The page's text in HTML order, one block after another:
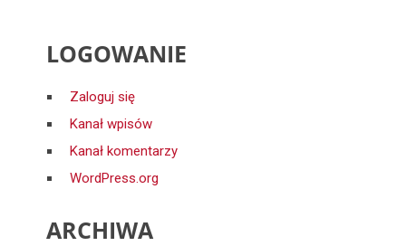
LOGOWANIE
Zaloguj się
Kanał wpisów
Kanał komentarzy
WordPress.org
ARCHIWA